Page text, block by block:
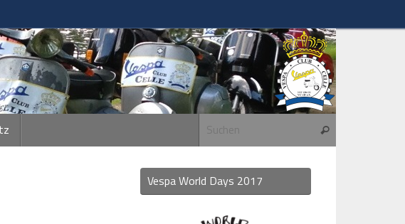
Suchen
Vespa World Days 2017